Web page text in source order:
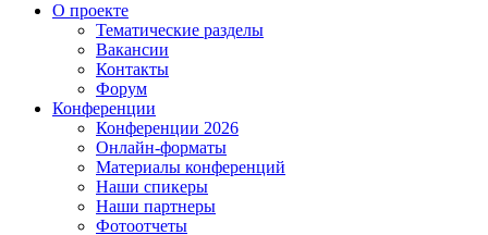
О проекте
Тематические разделы
Вакансии
Контакты
Форум
Конференции
Конференции 2026
Онлайн-форматы
Материалы конференций
Наши спикеры
Наши партнеры
Фотоотчеты